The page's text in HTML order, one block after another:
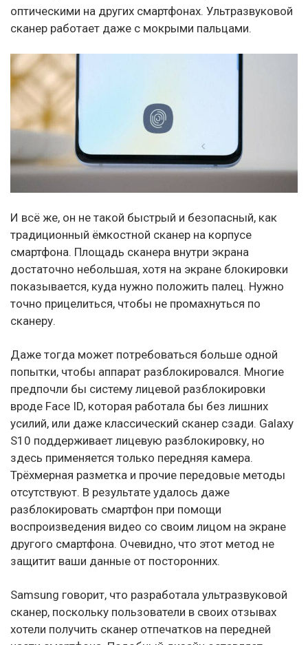
оптическими на других смартфонах. Ультразвуковой
сканер работает даже с мокрыми пальцами.
И всё же, он не такой быстрый и безопасный, как
традиционный ёмкостной сканер на корпусе
смартфона. Площадь сканера внутри экрана
достаточно небольшая, хотя на экране блокировки
показывается, куда нужно положить палец. Нужно
точно прицелиться, чтобы не промахнуться по
сканеру.
Даже тогда может потребоваться больше одной
попытки, чтобы аппарат разблокировался. Многие
предпочли бы систему лицевой разблокировки
вроде Face ID, которая работала бы без лишних
усилий, или даже классический сканер сзади. Galaxy
S10 поддерживает лицевую разблокировку, но
здесь применяется только передняя камера.
Трёхмерная разметка и прочие передовые методы
отсутствуют. В результате удалось даже
разблокировать смартфон при помощи
воспроизведения видео со своим лицом на экране
другого смартфона. Очевидно, что этот метод не
защитит ваши данные от посторонних.
Samsung говорит, что разработала ультразвуковой
сканер, поскольку пользователи в своих отзывах
хотели получить сканер отпечатков на передней